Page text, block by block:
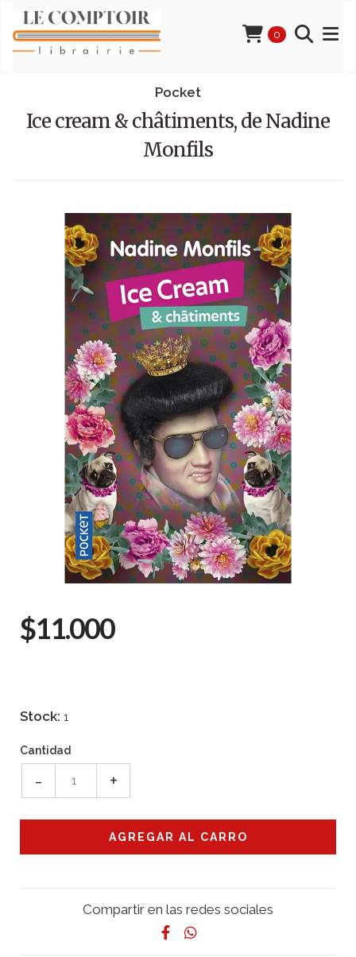
0
Pocket
Ice cream & châtiments, de Nadine
Monfils
$11.000
Stock: 1
Cantidad
- +
Compartir en las redes sociales